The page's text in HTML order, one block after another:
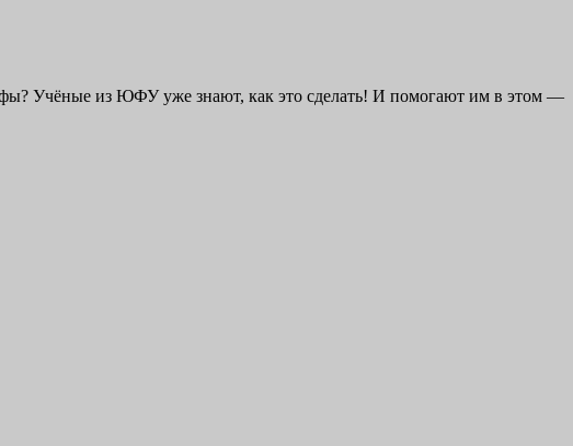
Учёные из ЮФУ уже знают, как это сделать! И помогают им в этом —